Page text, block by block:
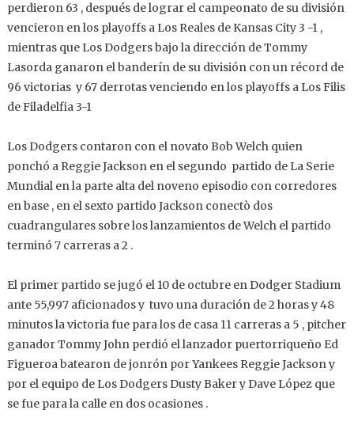
perdieron 63 , después de lograr el campeonato de su división
vencieron en los playoffs a Los Reales de Kansas City 3 -1 ,
mientras que Los Dodgers bajo la dirección de Tommy
Lasorda ganaron el banderín de su división con un récord de
96 victorias y 67 derrotas venciendo en los playoffs a Los Filis
de Filadelfia 3-1
Los Dodgers contaron con el novato Bob Welch quien
ponchó a Reggie Jackson en el segundo partido de La Serie
Mundial en la parte alta del noveno episodio con corredores
en base , en el sexto partido Jackson conectò dos
cuadrangulares sobre los lanzamientos de Welch el partido
terminó 7 carreras a 2 .
El primer partido se jugó el 10 de octubre en Dodger Stadium
ante 55,997 aficionados y tuvo una duración de 2 horas y 48
minutos la victoria fue para los de casa 11 carreras a 5 , pitcher
ganador Tommy John perdió el lanzador puertorriqueño Ed
Figueroa batearon de jonrón por Yankees Reggie Jackson y
por el equipo de Los Dodgers Dusty Baker y Dave López que
se fue para la calle en dos ocasiones .